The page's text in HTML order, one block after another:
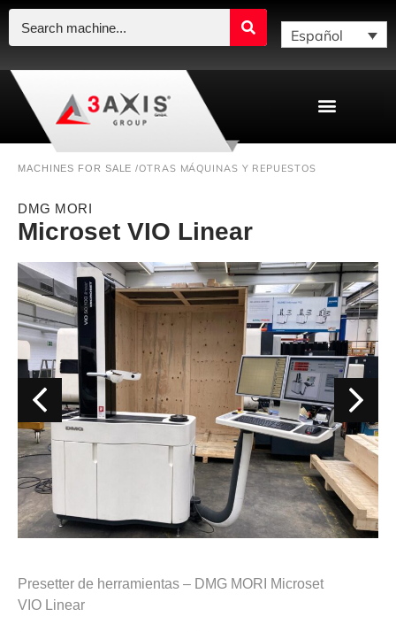
Español
MACHINES FOR SALE /OTRAS MÁQUINAS Y REPUESTOS
DMG MORI
Microset VIO Linear
Presetter de herramientas – DMG MORI Microset
VIO Linear